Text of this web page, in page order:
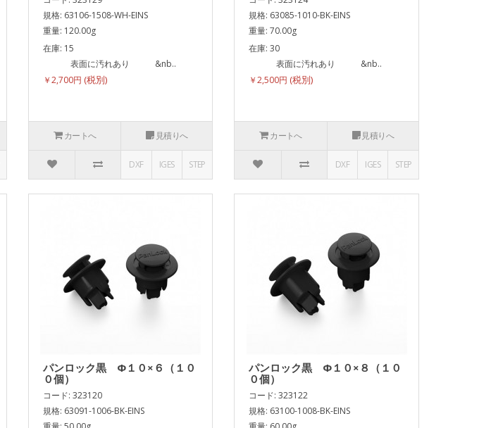
規格: 63106-1508-WH-EINS
重量: 120.00g
在庫: 15
表面に汚れあり &nb..
￥2,700円
カートへ 見積りへ
DXF IGES STEP
規格: 63085-1010-BK-EINS
重量: 70.00g
在庫: 30
表面に汚れあり &nb..
￥2,500円
カートへ 見積りへ
DXF IGES STEP
パンロック黒 Φ１０×６（１０
０個）
コード: 323120
規格: 63091-1006-BK-EINS
パンロック黒 Φ１０×８（１０
０個）
コード: 323122
規格: 63100-1008-BK-EINS